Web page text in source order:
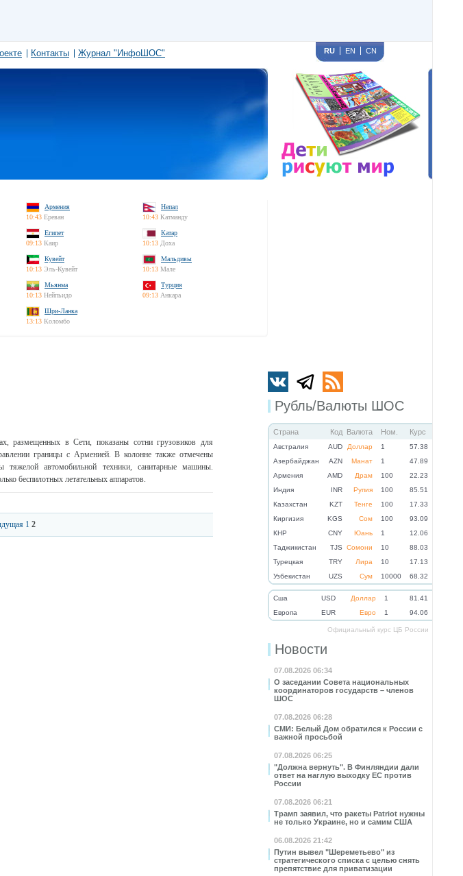
Контакты Журнал "ИнфоШОС" RU EN CN
Армения
10:43 Ереван
Непал
10:43 Катманду
Египет
09:13 Каир
Катар
10:13 Доха
Кувейт
10:13 Эль-Кувейт
Мальдивы
10:13 Мале
Мьянма
10:13 Нейпьидо
Турция
09:13 Анкара
Шри-Ланка
13:13 Коломбо
Рубль/Валюты ШОС
Страна Код Валюта Ном. Курс
Австралия AUD Доллар 1
57.38
Азербайджан
AZN Манат 1
47.89
Армения
AMD Драм 100
22.23
Индия
INR Рупия 100
85.51
Казахстан
KZT Тенге 100
17.33
Киргизия
KGS Сом 100
93.09
КНР
CNY Юань 1
12.06
Таджикистан
TJS Сомони 10
88.03
Турецкая
TRY Лира 10
17.13
Узбекистан
UZS Сум 10000 68.32
Cша USD Доллар 1
81.41
Eвропа
EUR Евро 1 94.06
Официальный курс ЦБ России
Новости
07.08.2026 06:34
О заседании Совета национальных
координаторов государств – членов
ШОС
07.08.2026 06:28
СМИ: Белый Дом обратился к России с
важной просьбой
07.08.2026 06:25
"Должна вернуть". В Финляндии дали
ответ на наглую выходку ЕС против
России
07.08.2026 06:21
Трамп заявил, что ракеты Patriot нужны
не только Украине, но и самим США
06.08.2026 21:42
Путин вывел "Шереметьево" из
стратегического списка с целью снять
препятствие для приватизации
размещенных в Сети, показаны сотни грузовиков для
границы с Арменией. В колонне также отмечены
тяжелой автомобильной техники, санитарные машины.
беспилотных летательных аппаратов.
1 2